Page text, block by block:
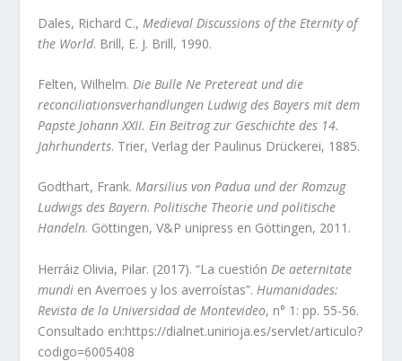
Dales, Richard C., Medieval Discussions of the Eternity of
the World. Brill, E. J. Brill, 1990.
Felten, Wilhelm.Die Bulle Ne Pretereat und die
reconciliationsverhandlungen Ludwig des Bayers mit dem
Papste Johann XXII. Ein Beitrag zur Geschichte des 14.
Jahrhunderts. Trier, Verlag der Paulinus Drückerei, 1885.
Godthart, Frank.Marsilius von Padua und der Romzug
Ludwigs des Bayern. Politische Theorie und politische
Handeln. Göttingen, V&P unipress en Göttingen, 2011.
Herráiz Olivia, Pilar. (2017). “La cuestión De aeternitate
mundi en Averroes y los averroístas”. Humanidades:
Revista de la Universidad de Montevideo, n° 1: pp. 55-56.
Consultado en:https://dialnet.unirioja.es/servlet/articulo?
codigo=6005408